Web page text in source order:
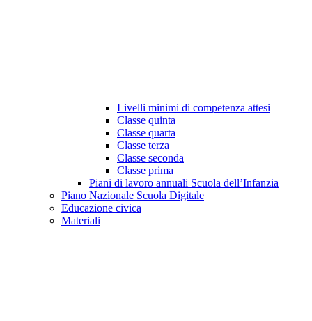
Livelli minimi di competenza attesi
Classe quinta
Classe quarta
Classe terza
Classe seconda
Classe prima
Piani di lavoro annuali Scuola dell’Infanzia
Piano Nazionale Scuola Digitale
Educazione civica
Materiali